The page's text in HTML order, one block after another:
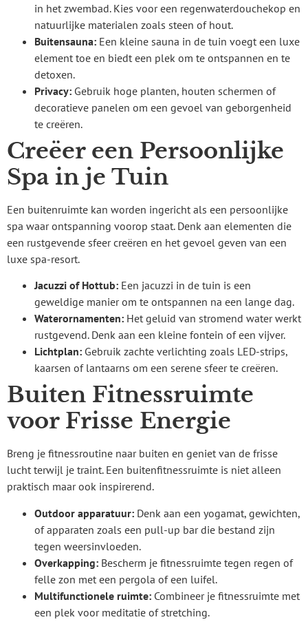
in het zwembad. Kies voor een regenwaterdouchekop en
natuurlijke materialen zoals steen of hout.
Buitensauna: Een kleine sauna in de tuin voegt een luxe
element toe en biedt een plek om te ontspannen en te
detoxen.
Privacy: Gebruik hoge planten, houten schermen of
decoratieve panelen om een gevoel van geborgenheid
te creëren.
Creëer een Persoonlijke
Spa in je Tuin
Een buitenruimte kan worden ingericht als een persoonlijke
spa waar ontspanning voorop staat. Denk aan elementen die
een rustgevende sfeer creëren en het gevoel geven van een
luxe spa-resort.
Jacuzzi of Hottub: Een jacuzzi in de tuin is een
geweldige manier om te ontspannen na een lange dag.
Waterornamenten: Het geluid van stromend water werkt
rustgevend. Denk aan een kleine fontein of een vijver.
Lichtplan: Gebruik zachte verlichting zoals LED-strips,
kaarsen of lantaarns om een serene sfeer te creëren.
Buiten Fitnessruimte
voor Frisse Energie
Breng je fitnessroutine naar buiten en geniet van de frisse
lucht terwijl je traint. Een buitenfitnessruimte is niet alleen
praktisch maar ook inspirerend.
Outdoor apparatuur: Denk aan een yogamat, gewichten,
of apparaten zoals een pull-up bar die bestand zijn
tegen weersinvloeden.
Overkapping: Bescherm je fitnessruimte tegen regen of
felle zon met een pergola of een luifel.
Multifunctionele ruimte: Combineer je fitnessruimte met
een plek voor meditatie of stretching.